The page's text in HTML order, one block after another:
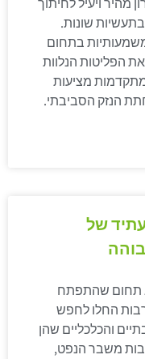
מהיר ויעיל לחיתוך
שונות.
בתחום
הפליטות הנלוות
מציעות
הנזק הסביבתי.
של
תחום שהתפתח
החלו לחפש
והכלכליים שהן
בשנות ה-70, בעקבות משבר הנפט,